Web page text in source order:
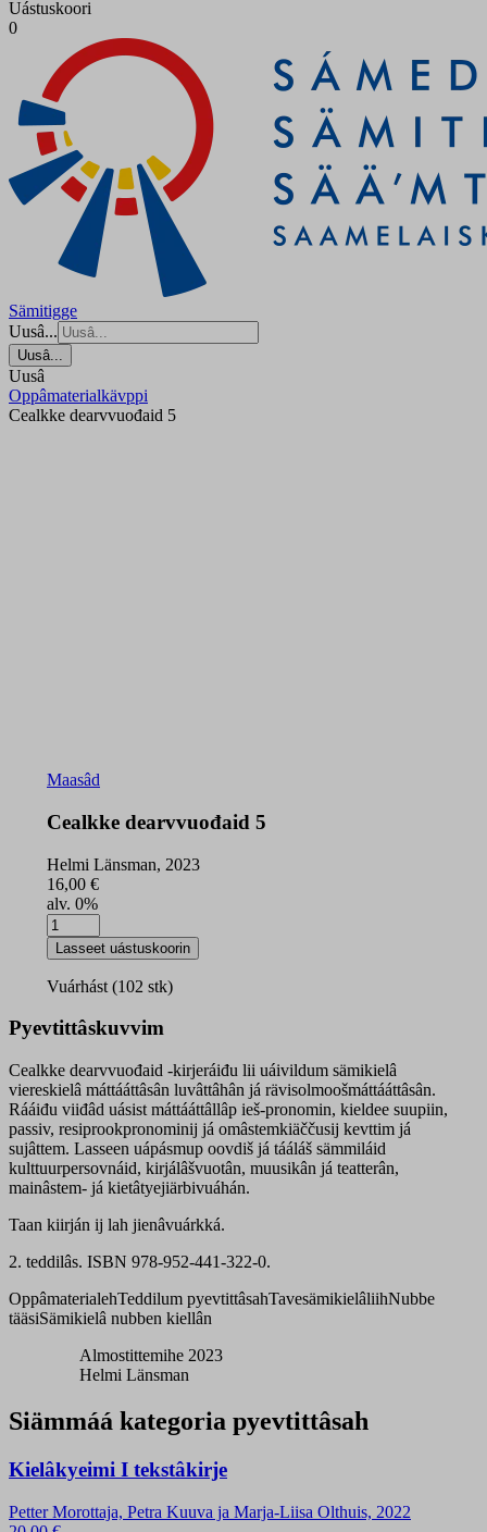
Uástuskoori
0
Sämitigge
Uusâ...
Uusâ...
Uusâ
Oppâmaterialkävppi
Cealkke dearvvuođaid 5
Maasâd
Cealkke dearvvuođaid 5
Helmi Länsman, 2023
16,00 €
alv. 0%
Cealkke
dearvvuođaid
5
quantity
Lasseet uástuskoorin
Vuárhást (102 stk)
Pyevtittâskuvvim
Cealkke dearvvuođaid -kirjeráiđu lii uáivildum sämikielâ
viereskielâ máttááttâsân luvâttâhân já rävisolmoošmáttááttâsân.
Rááiđu viiđâd uásist máttááttâllâp ieš-pronomin, kieldee suupiin,
passiv, resiprookpronominij já omâstemkiäččusij kevttim já
sujâttem. Lasseen uápásmup oovdiš já tááláš sämmiláid
kulttuurpersovnáid, kirjálâšvuotân, muusikân já teatterân,
mainâstem- já kietâtyejiärbivuáhán.
Taan kiirján ij lah jienâvuárkká.
2. teddilâs. ISBN 978-952-441-322-0.
OppâmaterialehTeddilum pyevtittâsahTavesämikielâliihNubbe
tääsiSämikielâ nubben kiellân
Almostittemihe 2023
Helmi Länsman
Siämmáá kategoria pyevtittâsah
Kielâkyeimi I tekstâkirje
Petter Morottaja, Petra Kuuva ja Marja-Liisa Olthuis, 2022